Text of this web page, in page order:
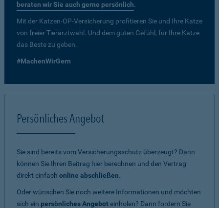
beraten wir Sie auch gerne persönlich.
Mit der Katzen-OP-Versicherung profitieren Sie und Ihre Katze
von freier Tierarztwahl. Und dem guten Gefühl, für Ihre Katze
das Beste zu geben.
#MachenWirGern
Persönliches Angebot
Sie sind bereits vom Versicherungsschutz überzeugt? Dann
können Sie Ihren Beitrag hier berechnen und den Vertrag
direkt einfach online abschließen.
Oder wünschen Sie noch weitere Informationen und möchten
sich ein persönliches Angeboteinholen? Dann fordern Sie